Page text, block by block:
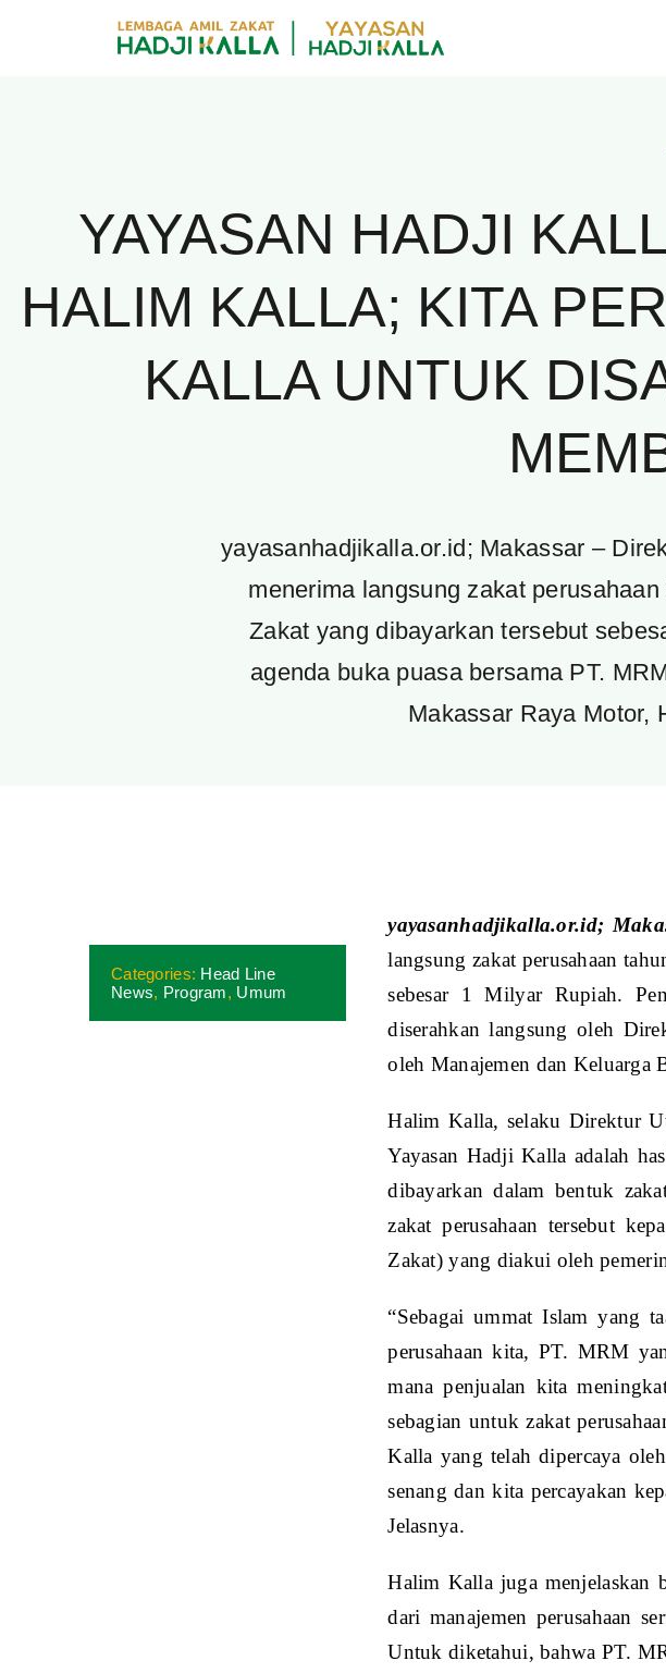
YAYASAN HADJI
HALIM KALLA; KITA
KALLA UNTUK
yayasanhadjikalla.or.id; Makassar –
menerima langsung zakat
Zakat yang dibayarkan tersebut
agenda buka puasa bersama PT.
Makassar Raya Motor,
Categories: Head Line
News, Program, Umum
yayasanhadjikalla.or.id;
langsung zakat perusahaan
sebesar 1 Milyar Rupiah.
diserahkan langsung oleh
oleh Manajemen dan Keluarga
Halim Kalla, selaku Direktur
Yayasan Hadji Kalla adalah
dibayarkan dalam bentuk
zakat perusahaan tersebut
Zakat) yang diakui oleh
“Sebagai ummat Islam yang
perusahaan kita, PT. MRM
mana penjualan kita
sebagian untuk zakat
Kalla yang telah dipercaya
senang dan kita percayakan
Jelasnya.
Halim Kalla juga menjelaskan
dari manajemen perusahaan
Untuk diketahui, bahwa PT.